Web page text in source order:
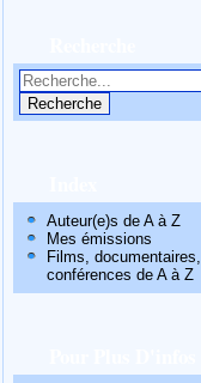
Auteur(e)s de A à Z
Mes émissions
Films, documentaires,
conférences de A à Z